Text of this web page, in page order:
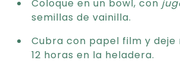
Coloque en un bowl, con
semillas de vainilla.
Cubra con papel film y
12 horas en la heladera.